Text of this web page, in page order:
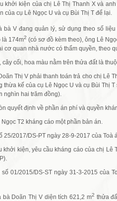
khởi kiện của chị Lê Thị Thanh X và
của cụ Lê Ngọc U và cụ Bùi Thị T để lại.
bà V đang quản lý, sử dụng theo số
là 174m2 (có sơ đồ kèm theo), ông Lê
cơ quan nhà nước có thẩm quyền, theo
cối, hoa màu nằm trên thửa đất là
Thị V phải thanh toán trả cho chị Lê
kế của cụ Lê Ngọc U và cụ Bùi Thị
nghìn hai trăm đồng).
quyết định về phần án phí và quyền
T2 kháng cáo một phần bản án.
25/2017/DS-PT ngày 28-9-2017 của
khởi kiện, yêu cầu kháng cáo của chị Lê
01/2015/DS-ST ngày 31-3-2015 của
Doãn Thị V diện tích 621,2 m2 thửa